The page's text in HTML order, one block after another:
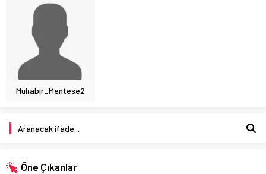
Muhabir_Mentese2
Öne Çıkanlar